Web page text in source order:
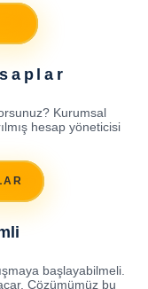
Kurumsal
hesap yöneticisi
başlayabilmeli.
Çözümümüz bu